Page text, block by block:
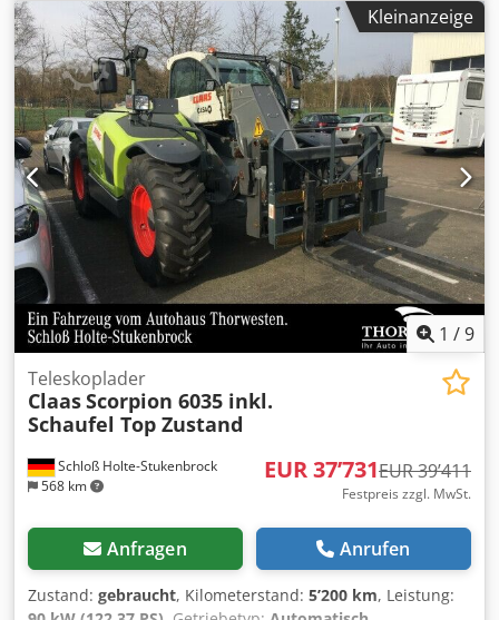
Kleinanzeige
1 /9
Schloß Holte-Stukenbrock
568 km
Teleskoplader
ClaasScorpion 6035 inkl.
Schaufel Top Zustand
EUR 37’731EUR 39’411
Festpreis zzgl. MwSt.
Anfragen Anrufen
Zustand: gebraucht, Kilometerstand: 5’200 km, Leistung: